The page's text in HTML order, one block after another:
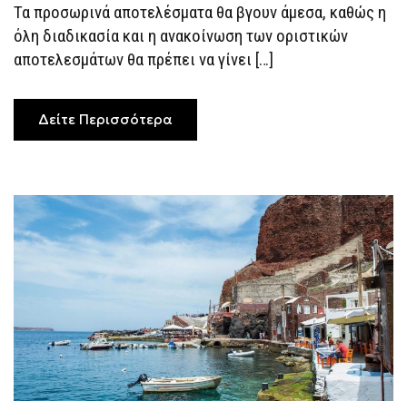
Τα προσωρινά αποτελέσματα θα βγουν άμεσα, καθώς η
όλη διαδικασία και η ανακοίνωση των οριστικών
αποτελεσμάτων θα πρέπει να γίνει […]
Δείτε Περισσότερα